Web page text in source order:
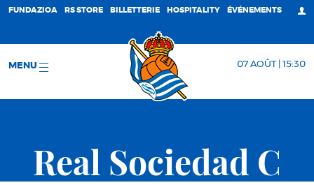
FUNDAZIOA RS STORE BILLETTERIE HOSPITALITY ÉVÉNEMENTS
MENU 07 AOÛT | 15:30
Real Sociedad C